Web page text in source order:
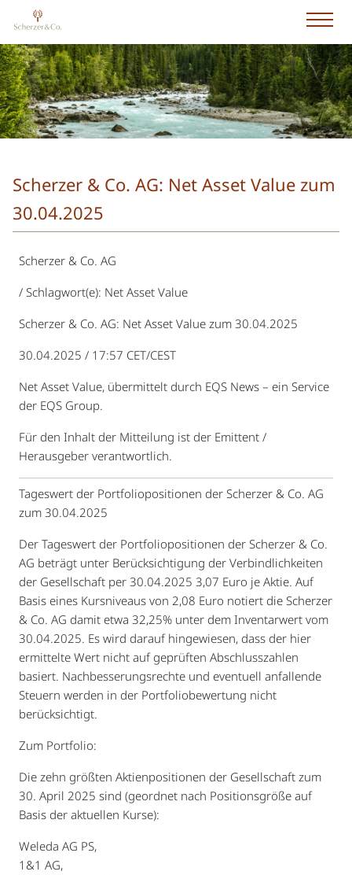
Scherzer & Co. AG: Net Asset Value zum
30.04.2025
Scherzer & Co. AG
/ Schlagwort(e): Net Asset Value
Scherzer & Co. AG: Net Asset Value zum 30.04.2025
30.04.2025 / 17:57 CET/CEST
Net Asset Value, übermittelt durch EQS News – ein Service
der EQS Group.
Für den Inhalt der Mitteilung ist der Emittent /
Herausgeber verantwortlich.
Tageswert der Portfoliopositionen der Scherzer & Co. AG
zum 30.04.2025
Der Tageswert der Portfoliopositionen der Scherzer & Co.
AG beträgt unter Berücksichtigung der Verbindlichkeiten
der Gesellschaft per 30.04.2025 3,07 Euro je Aktie. Auf
Basis eines Kursniveaus von 2,08 Euro notiert die Scherzer
& Co. AG damit etwa 32,25% unter dem Inventarwert vom
30.04.2025. Es wird darauf hingewiesen, dass der hier
ermittelte Wert nicht auf geprüften Abschlusszahlen
basiert. Nachbesserungsrechte und eventuell anfallende
Steuern werden in der Portfoliobewertung nicht
berücksichtigt.
Zum Portfolio:
Die zehn größten Aktienpositionen der Gesellschaft zum
30. April 2025 sind (geordnet nach Positionsgröße auf
Basis der aktuellen Kurse):
Weleda AG PS,
1&1 AG,